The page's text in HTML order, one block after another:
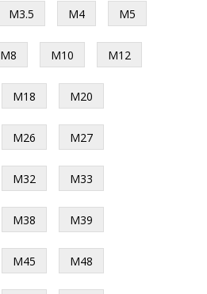
М3.5 М4 М5
М8 М10 М12
М18 М20
М26 М27
М32 М33
М38 М39
М45 М48